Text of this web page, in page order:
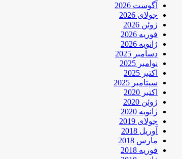
آگوست 2026
جولای 2026
ژوئن 2026
فوریه 2026
ژانویه 2026
دسامبر 2025
نوامبر 2025
اکتبر 2025
سپتامبر 2025
اکتبر 2020
ژوئن 2020
ژانویه 2020
جولای 2019
آوریل 2018
مارس 2018
فوریه 2018